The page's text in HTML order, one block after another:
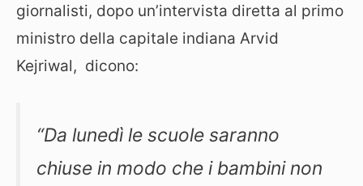
giornalisti, dopo un’intervista diretta al primo
ministro della capitale indiana Arvid
Kejriwal, dicono:
“Da lunedì le scuole saranno
chiuse in modo che i bambini non